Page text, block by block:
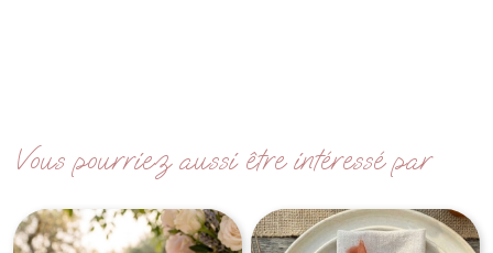
Vous pourriez aussi être intéressé par